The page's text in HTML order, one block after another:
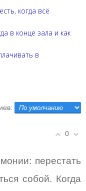
когда всё
в конце зала и как
в
0
перестать
собой. Когда